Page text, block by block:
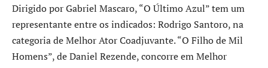
Dirigido por Gabriel Mascaro, “O Último Azul” tem um
representante entre os indicados: Rodrigo Santoro, na
categoria de Melhor Ator Coadjuvante. “O Filho de Mil
Homens”, de Daniel Rezende, concorre em Melhor